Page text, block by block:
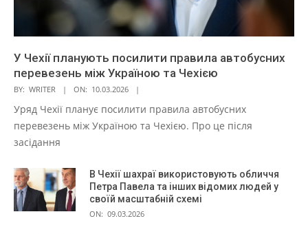
У Чехії планують посилити правила автобусних
перевезень між Україною та Чехією
BY: WRITER ON: 10.03.2026
Уряд Чехії планує посилити правила автобусних
перевезень між Україною та Чехією. Про це після
засідання
В Чехії шахраї використовують обличчя
Петра Павела та інших відомих людей у
своїй масштабній схемі
ON: 09.03.2026